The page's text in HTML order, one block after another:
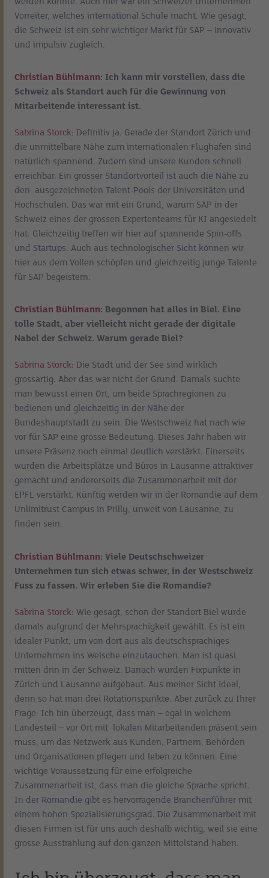
Vorreiter, welches international Schule macht. Wie gesagt,
die Schweiz ist ein sehr wichtiger Markt für SAP – innovativ
und impulsiv zugleich.
Christian Bühlmann: Ich kann mir vorstellen, dass die
Schweiz als Standort auch für die Gewinnung von
Mitarbeitende interessant ist.
Sabrina Storck: Definitiv ja. Gerade der Standort Zürich und
die unmittelbare Nähe zum internationalen Flughafen sind
natürlich spannend. Zudem sind unsere Kunden schnell
erreichbar. Ein grosser Standortvorteil ist auch die Nähe zu
den ausgezeichneten Talent-Pools der Universitäten und
Hochschulen. Das war mit ein Grund, warum SAP in der
Schweiz eines der grossen Expertenteams für KI angesiedelt
hat. Gleichzeitig treffen wir hier auf spannende Spin-offs
und Startups. Auch aus technologischer Sicht können wir
hier aus dem Vollen schöpfen und gleichzeitig junge Talente
für SAP begeistern.
Christian Bühlmann: Begonnen hat alles in Biel. Eine
tolle Stadt, aber vielleicht nicht gerade der digitale
Nabel der Schweiz. Warum gerade Biel?
Sabrina Storck: Die Stadt und der See sind wirklich
grossartig. Aber das war nicht der Grund. Damals suchte
man bewusst einen Ort, um beide Sprachregionen zu
bedienen und gleichzeitig in der Nähe der
Bundeshauptstadt zu sein. Die Westschweiz hat nach wie
vor für SAP eine grosse Bedeutung. Dieses Jahr haben wir
unsere Präsenz noch einmal deutlich verstärkt. Einerseits
wurden die Arbeitsplätze und Büros in Lausanne attraktiver
gemacht und andererseits die Zusammenarbeit mit der
EPFL verstärkt. Künftig werden wir in der Romandie auf dem
Unlimitrust Campus in Prilly, unweit von Lausanne, zu
finden sein.
Christian Bühlmann: Viele Deutschschweizer
Unternehmen tun sich etwas schwer, in der Westschweiz
Fuss zu fassen. Wir erleben Sie die Romandie?
Sabrina Storck: Wie gesagt, schon der Standort Biel wurde
damals aufgrund der Mehrsprachigkeit gewählt. Es ist ein
idealer Punkt, um von dort aus als deutschsprachiges
Unternehmen ins Welsche einzutauchen. Man ist quasi
mitten drin in der Schweiz. Danach wurden Fixpunkte in
Zürich und Lausanne aufgebaut. Aus meiner Sicht ideal,
denn so hat man drei Rotationspunkte. Aber zurück zu Ihrer
Frage: Ich bin überzeugt, dass man – egal in welchem
Landesteil – vor Ort mit lokalen Mitarbeitenden präsent sein
muss, um das Netzwerk aus Kunden, Partnern, Behörden
und Organisationen pflegen und leben zu können. Eine
wichtige Voraussetzung für eine erfolgreiche
Zusammenarbeit ist, dass man die gleiche Sprache spricht.
In der Romandie gibt es hervorragende Branchenführer mit
einem hohen Spezialisierungsgrad. Die Zusammenarbeit mit
diesen Firmen ist für uns auch deshalb wichtig, weil sie eine
grosse Ausstrahlung auf den ganzen Mittelstand haben.